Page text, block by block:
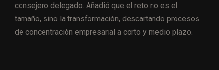
consejero delegado. Añadió que el reto no es el
tamaño, sino la transformación, descartando procesos
de concentración empresarial a corto y medio plazo.